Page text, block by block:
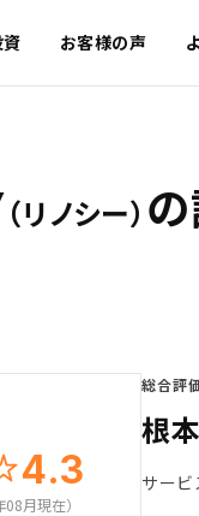
お客様の声
（リノシー）
4.3
月現在）
総合評
根
サービ